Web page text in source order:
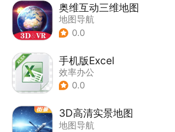
奥维互动三维地图
地图导航
0.0
手机版Excel
效率办公
0.0
3D高清实景地图
地图导航